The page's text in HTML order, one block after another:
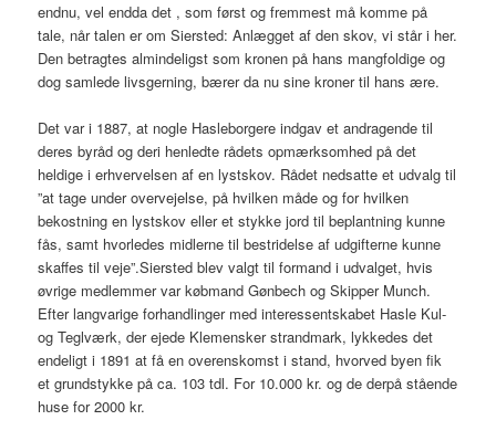
endnu, vel endda det , som først og fremmest må komme på
tale, når talen er om Siersted: Anlægget af den skov, vi står i her.
Den betragtes almindeligst som kronen på hans mangfoldige og
dog samlede livsgerning, bærer da nu sine kroner til hans ære.
Det var i 1887, at nogle Hasleborgere indgav et andragende til
deres byråd og deri henledte rådets opmærksomhed på det
heldige i erhvervelsen af en lystskov. Rådet nedsatte et udvalg til
”at tage under overvejelse, på hvilken måde og for hvilken
bekostning en lystskov eller et stykke jord til beplantning kunne
fås, samt hvorledes midlerne til bestridelse af udgifterne kunne
skaffes til veje”.Siersted blev valgt til formand i udvalget, hvis
øvrige medlemmer var købmand Gønbech og Skipper Munch.
Efter langvarige forhandlinger med interessentskabet Hasle Kul-
og Teglværk, der ejede Klemensker strandmark, lykkedes det
endeligt i 1891 at få en overenskomst i stand, hvorved byen fik
et grundstykke på ca. 103 tdl. For 10.000 kr. og de derpå stående
huse for 2000 kr.